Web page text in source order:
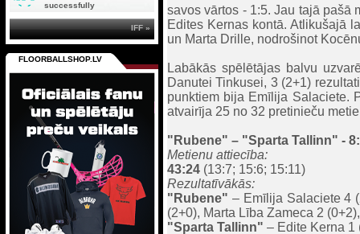
savos vārtos - 1:5. Jau tajā pašā
Edites Kernas kontā. Atlikušajā
un Marta Drille, nodrošinot
Labākās spēlētājas balvu
Danutei Tinkusei, 3 (2+1)
punktiem bija Emīlija Salaciete.
atvairīja 25 no 32 pretinieču
"Rubene" – "Sparta Tallinn" -
Metienu attiecība:
43:24 (13:7; 15:6; 15:11)
Rezultatīvākās:
"Rubene" – Emīlija Salaciete 4
(2+0), Marta Lība Zameca 2
"Sparta Tallinn" – Edite Kerna 1
successfully
IFF »
FLOORBALLSHOP.LV